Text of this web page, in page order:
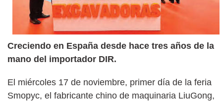
Creciendo en España desde hace tres años de la
mano del importador DIR.
El miércoles 17 de noviembre, primer día de la feria
Smopyc, el fabricante chino de maquinaria LiuGong,